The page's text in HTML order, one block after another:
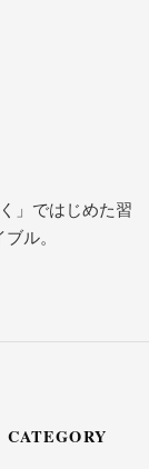
」ではじめた習
ル。
CATEGORY